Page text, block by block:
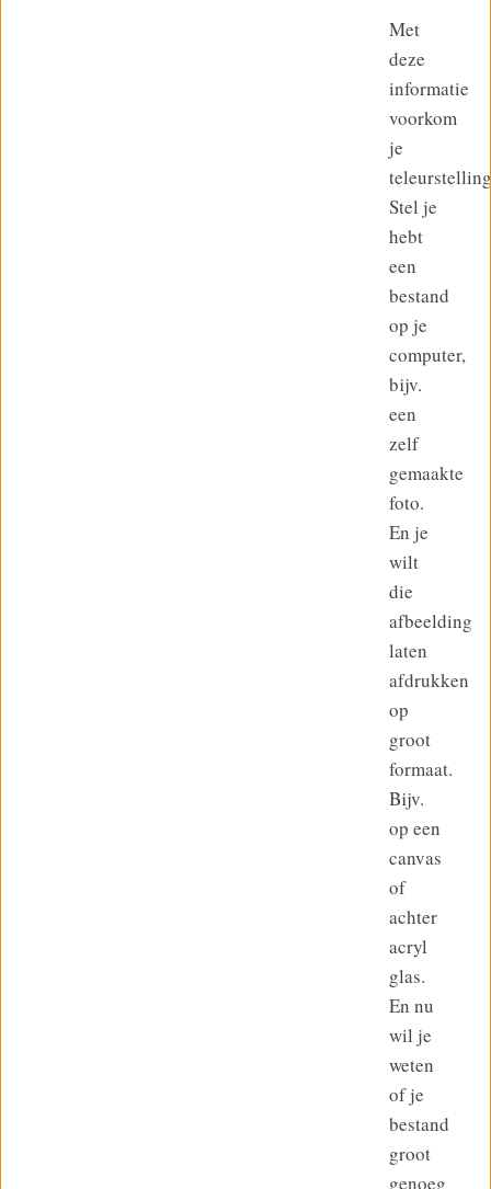
Met
deze
informatie
voorkom
je
Stel je
hebt
een
bestand
op je
computer,
bijv.
een
zelf
gemaakte
foto.
En je
wilt
die
afbeelding
laten
afdrukken
op
groot
formaat.
Bijv.
op een
canvas
of
achter
acryl
glas.
En nu
wil je
weten
of je
bestand
groot
genoeg